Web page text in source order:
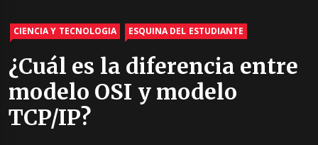
CIENCIA Y TECNOLOGIA ESQUINA DEL ESTUDIANTE
¿Cuál es la diferencia entre
modelo OSI y modelo
TCP/IP?